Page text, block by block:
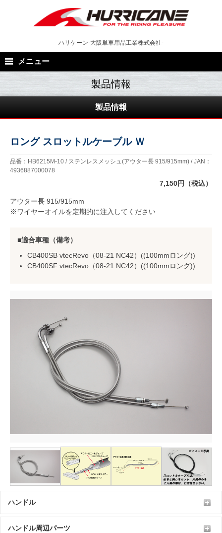
ハリケーン-大阪単車用品工業株式会社-
メニュー
製品情報
ロング スロットルケーブル Ｗ
品番：HB6215M-10 / ステンレスメッシュ(アウター長 915/915mm) / JAN：
4936887000078
7,150円（税込）
アウター長 915/915mm
※ワイヤーオイルを定期的に注入してください
適合車種（備考）
CB400SB vtecRevo（08-21 NC42）((100mmロング))
CB400SF vtecRevo（08-21 NC42）((100mmロング))
ハンドル
ハンドル周辺パーツ